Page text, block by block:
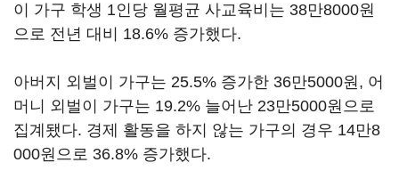
이 가구 학생 1인당 월평균 사교육비는 38만8000원
으로 전년 대비 18.6% 증가했다.
아버지 외벌이 가구는 25.5% 증가한 36만5000원, 어
머니 외벌이 가구는 19.2% 늘어난 23만5000원으로
집계됐다. 경제 활동을 하지 않는 가구의 경우 14만8
000원으로 36.8% 증가했다.